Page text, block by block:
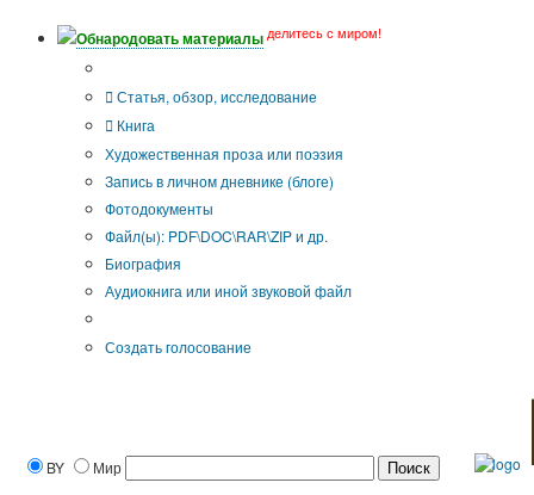
Обнародовать материалы делитесь с миром!
Статья, обзор, исследование
Книга
Художественная проза или поэзия
Запись в личном дневнике (блоге)
Фотодокументы
Файл(ы): PDF\DOC\RAR\ZIP и др.
Биография
Аудиокнига или иной звуковой файл
Создать голосование
BY Мир